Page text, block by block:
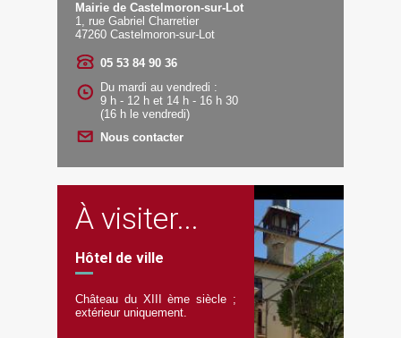
Mairie de Castelmoron-sur-Lot
1, rue Gabriel Charretier
47260 Castelmoron-sur-Lot
05 53 84 90 36
Du mardi au vendredi :
9 h - 12 h et 14 h - 16 h 30
(16 h le vendredi)
Nous contacter
À visiter...
Hôtel de ville
Château du XIII ème siècle ;
extérieur uniquement.